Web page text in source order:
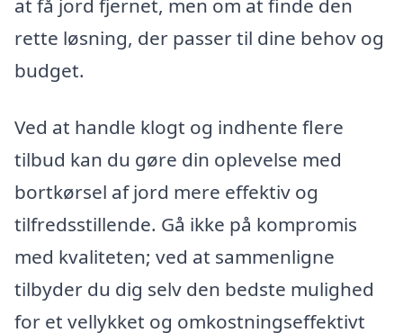
at få jord fjernet, men om at finde den
rette løsning, der passer til dine behov og
budget.
Ved at handle klogt og indhente flere
tilbud kan du gøre din oplevelse med
bortkørsel af jord mere effektiv og
tilfredsstillende. Gå ikke på kompromis
med kvaliteten; ved at sammenligne
tilbyder du dig selv den bedste mulighed
for et vellykket og omkostningseffektivt